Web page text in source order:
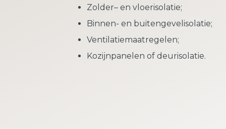
Zolder– en vloerisolatie;
Binnen- en buitengevelisolatie;
Ventilatiemaatregelen;
Kozijnpanelen of deurisolatie.